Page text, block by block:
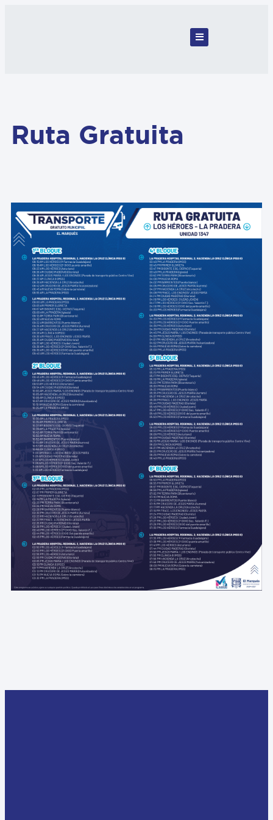
Ruta Gratuita